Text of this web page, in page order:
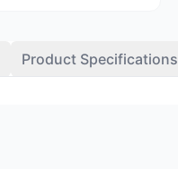
Product Specifications